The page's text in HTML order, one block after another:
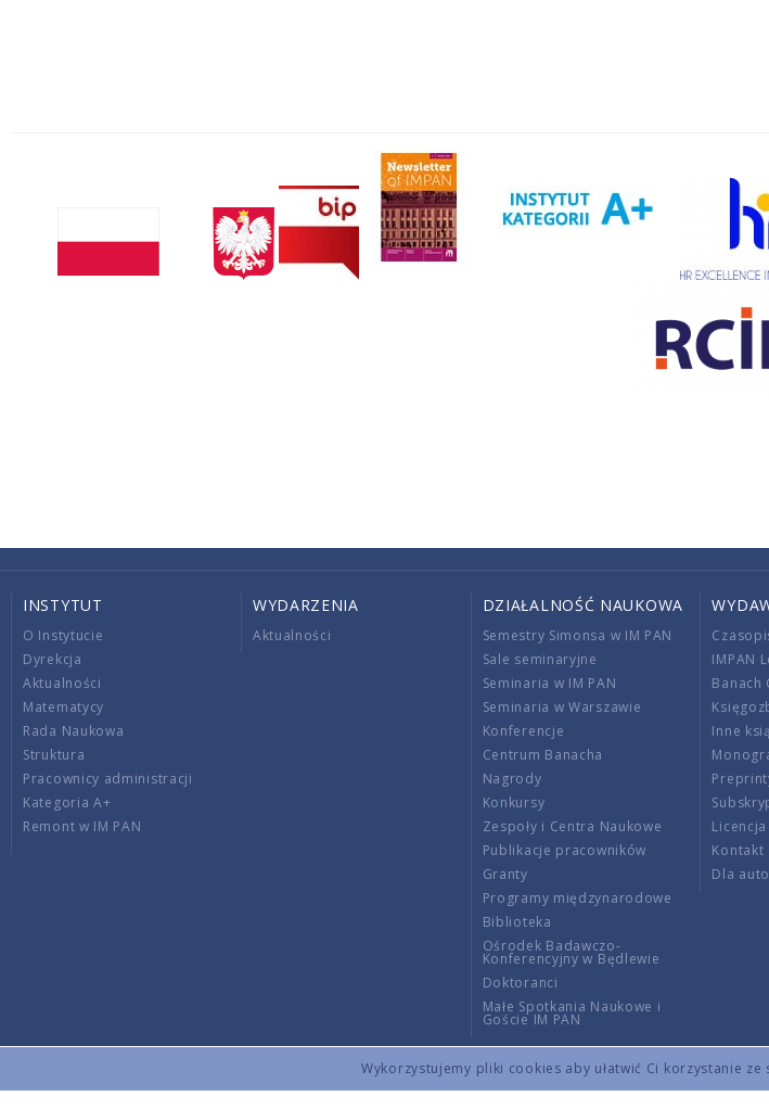
Wykorzystujemy pliki cookies aby ułatwić Ci korzystanie
INSTYTUT
O Instytucie
Dyrekcja
Aktualności
Matematycy
Rada Naukowa
Struktura
Pracownicy administracji
Kategoria A+
Remont w IM PAN
WYDARZENIA
Aktualności
DZIAŁALNOŚĆ NAUKOWA
Semestry Simonsa w IM PAN
Sale seminaryjne
Seminaria w IM PAN
Seminaria w Warszawie
Konferencje
Centrum Banacha
Nagrody
Konkursy
Zespoły i Centra Naukowe
Publikacje pracowników
Granty
Programy międzynarodowe
Biblioteka
Ośrodek Badawczo-
Konferencyjny w Będlewie
Doktoranci
Małe Spotkania Naukowe i
Goście IM PAN
IMPAN
Banach
Inne
Kontakt
Dla